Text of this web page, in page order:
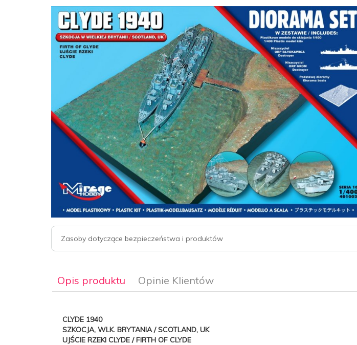
Zasoby dotyczące bezpieczeństwa i produktów
Opis produktu Opinie Klientów
CLYDE 1940
SZKOCJA, WLK. BRYTANIA / SCOTLAND, UK
UJŚCIE RZEKI CLYDE / FIRTH OF CLYDE